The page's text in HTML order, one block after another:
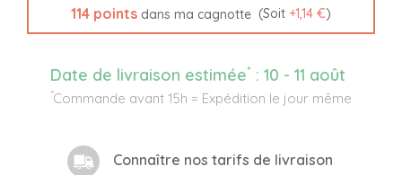
114 points dans ma cagnotte (Soit +1,14 €)
Date de livraison estimée* : 10 - 11 août
*Commande avant 15h = Expédition le jour même
Connaître nos tarifs de livraison